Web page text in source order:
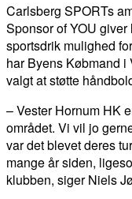
Carlsberg SPORTs
Sponsor of YOU
sportsdrik mulighed
har Byens Købmand i
valgt at støtte
– Vester Hornum HK
området. Vi vil jo
var det blevet deres
mange år siden,
klubben, siger Niels